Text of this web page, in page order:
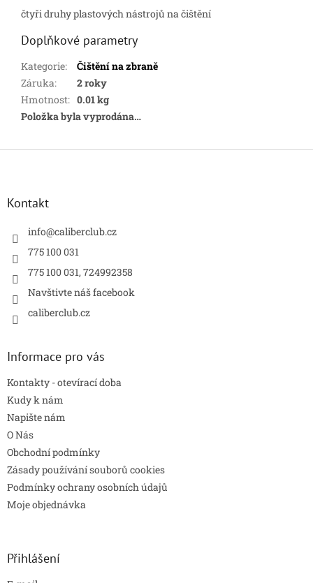
čtyři druhy plastových nástrojů na čištění
Doplňkové parametry
Kategorie:
Čištění na zbraně
Záruka:
2 roky
Hmotnost: 0.01 kg
Položka byla vyprodána…
Z
Kontakt
info@caliberclub.cz
775 100 031
775 100 031, 724992358
Navštivte náš facebook
caliberclub.cz
Informace pro vás
Kontakty - otevírací doba
Kudy k nám
Napište nám
O Nás
Obchodní podmínky
Zásady používání souborů cookies
Podmínky ochrany osobních údajů
Moje objednávka
Přihlášení